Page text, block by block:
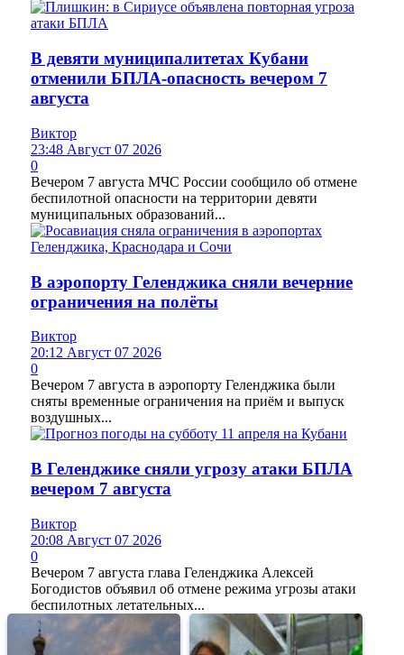
В девяти муниципалитетах Кубани
отменили БПЛА-опасность вечером 7
августа
Виктор
23:48 Август 07 2026
0
Вечером 7 августа МЧС России сообщило об отмене
беспилотной опасности на территории девяти
муниципальных образований...
В аэропорту Геленджика сняли вечерние
ограничения на полёты
Виктор
20:12 Август 07 2026
0
Вечером 7 августа в аэропорту Геленджика были
сняты временные ограничения на приём и выпуск
воздушных...
В Геленджике сняли угрозу атаки БПЛА
вечером 7 августа
Виктор
20:08 Август 07 2026
0
Вечером 7 августа глава Геленджика Алексей
Богодистов объявил об отмене режима угрозы атаки
беспилотных летательных...